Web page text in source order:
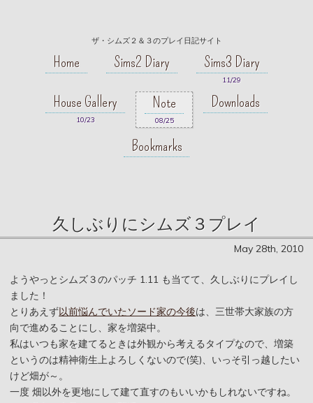
ザ・シムズ２＆３のプレイ日記サイト
Home Sims2 Diary Sims3 Diary
11/29
House Gallery
10/23
Note
08/25
Downloads
Bookmarks
久しぶりにシムズ３プレイ
May 28th, 2010
ようやっとシムズ３のパッチ 1.11 も当てて、久しぶりにプレイし
ました！
とりあえず以前悩んでいたソード家の今後は、三世帯大家族の方
向で進めることにし、家を増築中。
私はいつも家を建てるときは外観から考えるタイプなので、増築
というのは精神衛生上よろしくないので(笑)、いっそ引っ越したい
けど畑が～。
一度 畑以外を更地にして建て直すのもいいかもしれないですね。